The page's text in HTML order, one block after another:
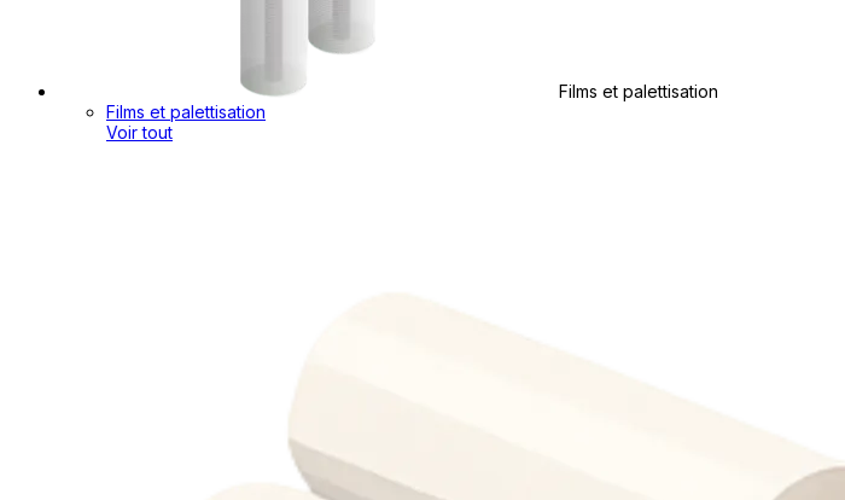
Films et palettisation
Films et palettisation
Voir tout